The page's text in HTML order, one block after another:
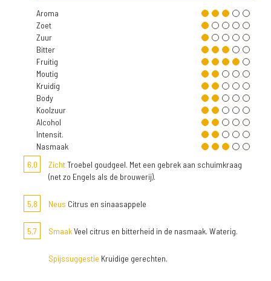
Aroma
Zoet
Zuur
Bitter
Fruitig
Moutig
Kruidig
Body
Koolzuur
Alcohol
Intensit.
Nasmaak
6,0
ZichtTroebel goudgeel. Met een gebrek aan schuimkraag
(net zo Engels als de brouwerij).
5,8 Neus Citrus en sinaasappele
5,7 SmaakVeel citrus en bitterheid in de nasmaak. Waterig.
Spijssuggestie Kruidige gerechten.